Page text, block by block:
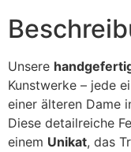
Unsere
Kunstwerke – jede
einer älteren Dame
Diese detailreiche
einem Unikat, das